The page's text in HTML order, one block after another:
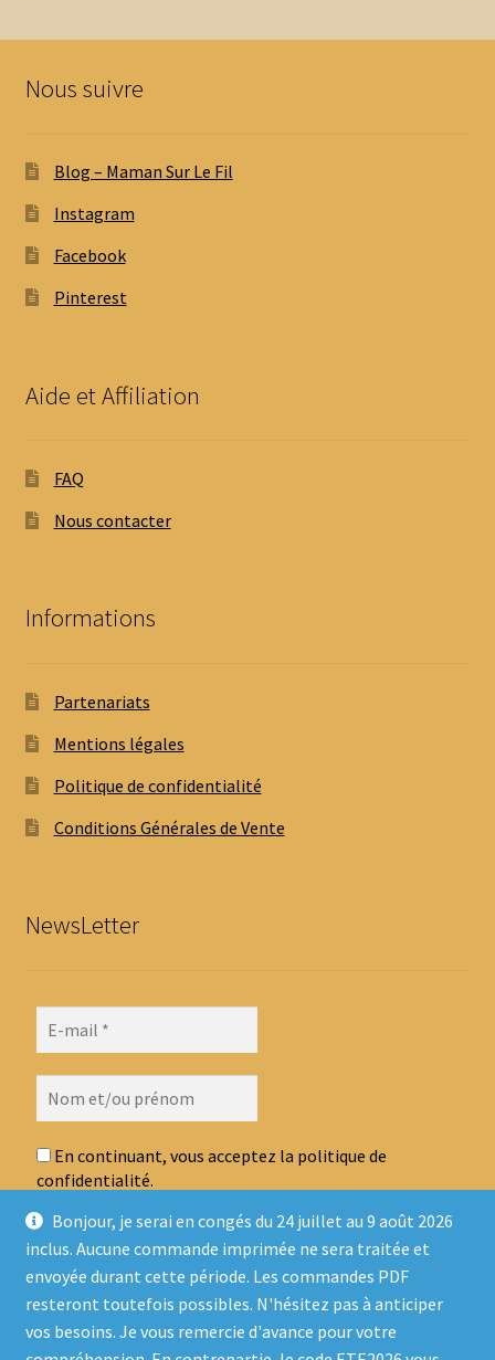
Bonjour, je serai en congés du 24 juillet au 9 août 2026
inclus. Aucune commande imprimée ne sera traitée et
envoyée durant cette période. Les commandes PDF
resteront toutefois possibles. N'hésitez pas à anticiper
vos besoins. Je vous remercie d'avance pour votre
Nous suivre
Blog – Maman Sur Le Fil
Instagram
Facebook
Pinterest
Aide et Affiliation
FAQ
Nous contacter
Informations
Partenariats
Mentions légales
Politique de confidentialité
Conditions Générales de Vente
NewsLetter
En continuant, vous acceptez la politique de
confidentialité.